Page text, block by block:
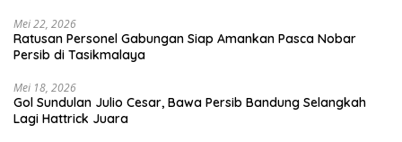
Mei 22, 2026
Ratusan Personel Gabungan Siap Amankan Pasca Nobar
Persib di Tasikmalaya
Mei 18, 2026
Gol Sundulan Julio Cesar, Bawa Persib Bandung Selangkah
Lagi Hattrick Juara